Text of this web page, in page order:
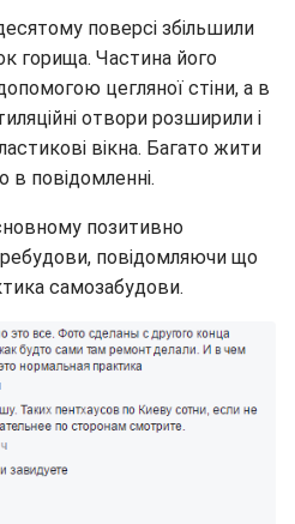
поверсі збільшили
горища. Частина його
цегляної стіни, а в
отвори розширили і
вікна. Багато жити
в повідомленні.
позитивно
повідомляючи що
самозабудови.